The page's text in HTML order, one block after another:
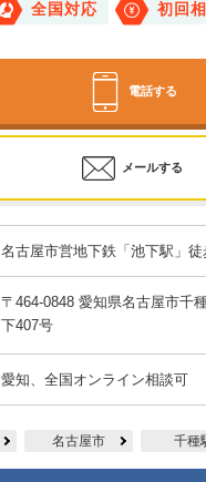
全国対応 初回
電話する
メールする
名古屋市営地下鉄「池下駅」徒
〒464-0848 愛知県名古屋市千
下407号
愛知、全国オンライン相談可
名古屋市 千種